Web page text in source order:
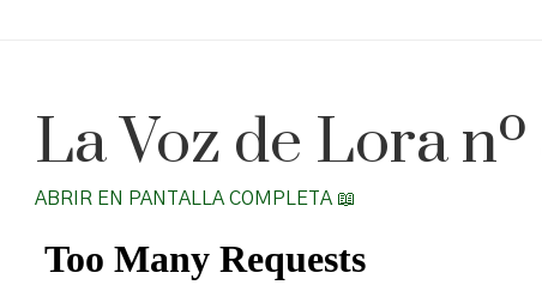
La Voz de Lora nº
ABRIR EN PANTALLA COMPLETA 📖